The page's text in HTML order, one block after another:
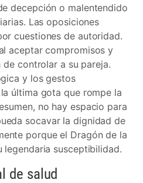
decepción o malentendido
Las oposiciones
cuestiones de autoridad.
aceptar compromisos y
controlar a su pareja.
y los gestos
última gota que rompe la
no hay espacio para
socavar la dignidad de
porque el Dragón de la
susceptibilidad.
de salud